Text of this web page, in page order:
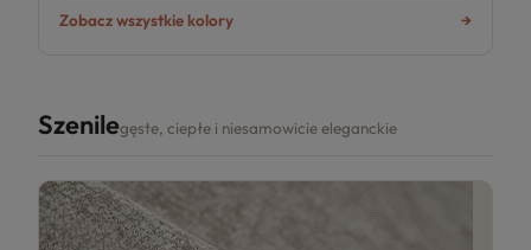
Zobacz wszystkie kolory
Szenilegęste, ciepłe i niesamowicie eleganckie